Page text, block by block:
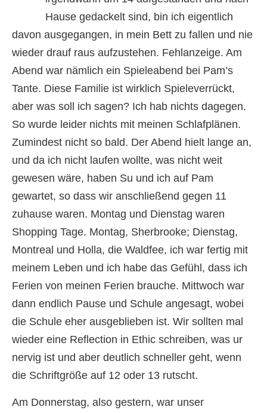
Hause gedackelt sind, bin ich eigentlich
davon ausgegangen, in mein Bett zu fallen und nie
wieder drauf raus aufzustehen. Fehlanzeige. Am
Abend war nämlich ein Spieleabend bei Pam’s
Tante. Diese Familie ist wirklich Spieleverrückt,
aber was soll ich sagen? Ich hab nichts dagegen.
So wurde leider nichts mit meinen Schlafplänen.
Zumindest nicht so bald. Der Abend hielt lange an,
und da ich nicht laufen wollte, was nicht weit
gewesen wäre, haben Su und ich auf Pam
gewartet, so dass wir anschließend gegen 11
zuhause waren. Montag und Dienstag waren
Shopping Tage. Montag, Sherbrooke; Dienstag,
Montreal und Holla, die Waldfee, ich war fertig mit
meinem Leben und ich habe das Gefühl, dass ich
Ferien von meinen Ferien brauche. Mittwoch war
dann endlich Pause und Schule angesagt, wobei
die Schule eher ausgeblieben ist. Wir sollten mal
wieder eine Reflection in Ethic schreiben, was ur
nervig ist und aber deutlich schneller geht, wenn
die Schriftgröße auf 12 oder 13 rutscht.
Am Donnerstag, also gestern, war unser